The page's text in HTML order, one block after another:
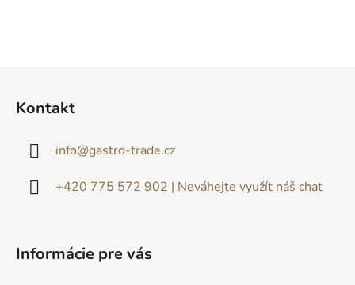
Kontakt
info@gastro-trade.cz
+420 775 572 902 | Neváhejte využít náš chat
Informácie pre vás